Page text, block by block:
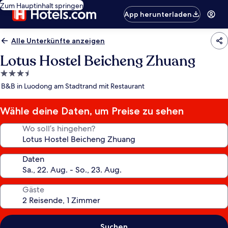
Zum Hauptinhalt springen
App herunterladen
Alle Unterkünfte anzeigen
Lotus Hostel Beicheng Zhuang
3.5-
Sterne-
B&B in Luodong am Stadtrand mit Restaurant
Wähle deine Daten, um Preise zu sehen
Wo soll’s hingehen?
Daten
Gäste